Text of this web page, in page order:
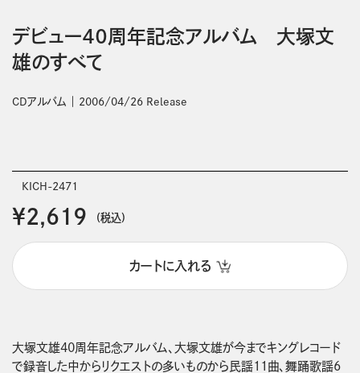
デビュー４０周年記念アルバム 大塚文
雄のすべて
CDアルバム 2006/04/26 Release
KICH-2471
￥2,619 (税込)
カートに入れる
大塚文雄40周年記念アルバム、大塚文雄が今までキングレコード
で録音した中からリクエストの多いものから民謡11曲、舞踊歌謡6